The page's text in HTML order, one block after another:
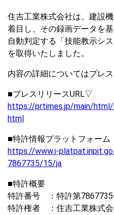
住吉工業株式会社は、建設
着目し、その録画データを
自動判定する「技能教示シ
を取得いたしました。
内容の詳細についてはプレ
■プレスリリースURL▽
https://prtimes.jp/main/
html
■特許情報プラットフォー
https://www.j-
7867735/15/ja
■特許概要
特許番号 ：特許第
特許権者 ：住吉工業株式